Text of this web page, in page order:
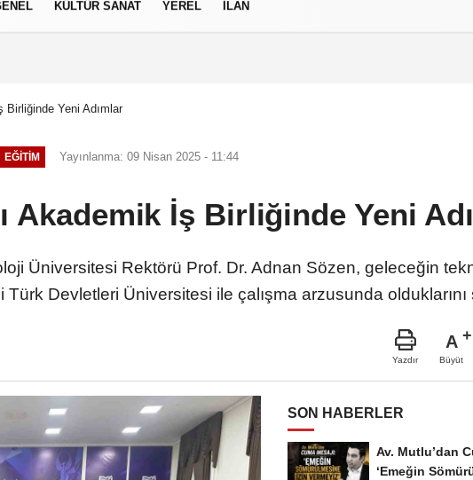
KÜLTÜR SANAT YEREL İLAN
Birliğinde Yeni Adımlar
EĞITIM Yayınlanma: 09 Nisan 2025 - 11:44
Akademik İş Birliğinde Yeni
Üniversitesi Rektörü Prof. Dr. Adnan Sözen, geleceğin
Devletleri Üniversitesi ile çalışma arzusunda olduklarını
Yazdır
A
Büyüt
SON HABERLER
Av. Mutlu’dan
‘Emeğin